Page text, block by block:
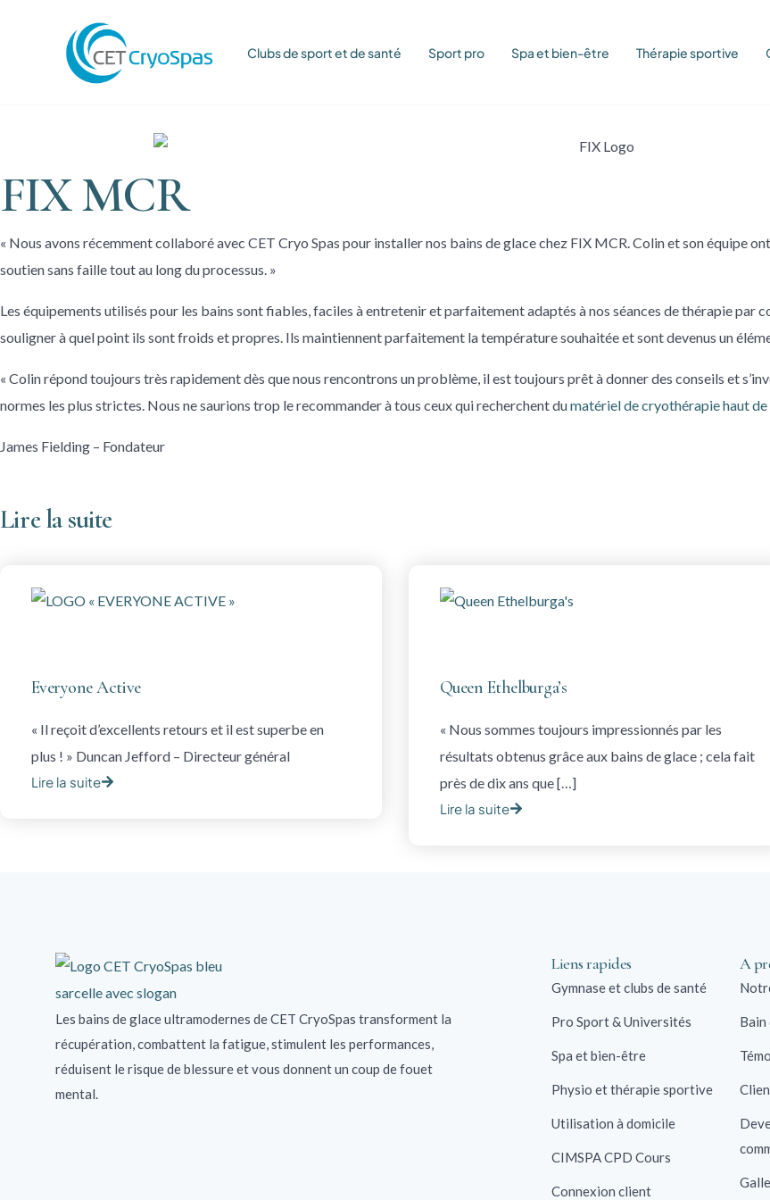
Clubs de sport et de santé Sport pro Spa et bien-être Thérapie sportive
FIX MCR
« Nous avons récemment collaboré avec CET Cryo Spas pour installer nos bains de glace chez FIX MCR. Colin et son équipe
soutien sans faille tout au long du processus. »
Les équipements utilisés pour les bains sont fiables, faciles à entretenir et parfaitement adaptés à nos séances de thérapie par
souligner à quel point ils sont froids et propres. Ils maintiennent parfaitement la température souhaitée et sont devenus un
« Colin répond toujours très rapidement dès que nous rencontrons un problème, il est toujours prêt à donner des conseils et
normes les plus strictes. Nous ne saurions trop le recommander à tous ceux qui recherchent dumatériel de cryothérapie haut de
James Fielding – Fondateur
Lire la suite
Everyone Active
« Il reçoit d’excellents retours et il est superbe en
plus ! » Duncan Jefford – Directeur général
Lire la suite
Queen Ethelburga’s
« Nous sommes toujours impressionnés par les
résultats obtenus grâce aux bains de glace ; cela fait
près de dix ans que […]
Lire la suite
Les bains de glace ultramodernes de CET CryoSpas transforment la
récupération, combattent la fatigue, stimulent les performances,
réduisent le risque de blessure et vous donnent un coup de fouet
mental.
Liens rapides
Gymnase et clubs de santé
Pro Sport & Universités
Spa et bien-être
Physio et thérapie sportive
Utilisation à domicile
CIMSPA CPD Cours
Connexion client
A
Bain